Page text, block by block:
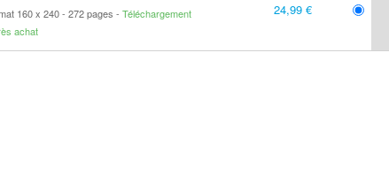
160 x 240 272 pages
Téléchargement
achat
24,99 €